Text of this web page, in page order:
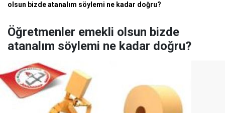
olsun bizde atanalım söylemi ne kadar doğru?
Öğretmenler emekli olsun bizde
atanalım söylemi ne kadar doğru?